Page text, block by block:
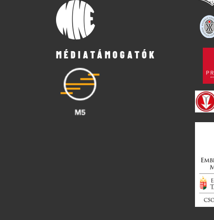
MÉDIATÁMOGATÓK